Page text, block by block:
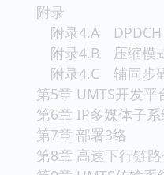
附录
附录4.A DPDCH
附录4.B 压缩模
附录4.C 辅同步
第5章 UMTS开发平
第6章 IP多媒体子
第7章 部署3络
第8章 高速下行链